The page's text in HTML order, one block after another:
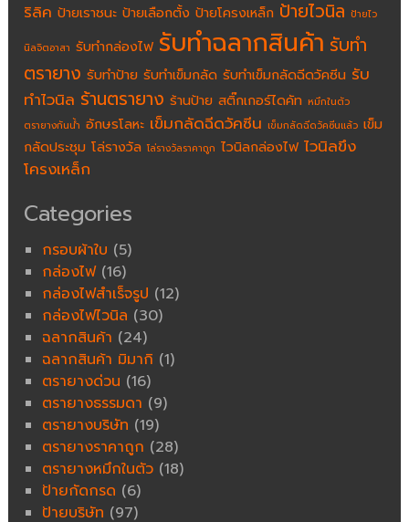
ริลิค ป้ายเราชนะ ป้ายเลือกตั้ง ป้ายโครงเหล็ก ป้ายไวนิล ป้ายไว
นิลจิตอาสา รับทำกล่องไฟ รับทำฉลากสินค้า รับทำ
ตรายาง รับทำป้าย รับทำเข็มกลัด รับทำเข็มกลัดฉีดวัคซีน รับ
ทำไวนิล ร้านตรายาง ร้านป้าย สติ๊กเกอร์ไดคัท หมึกในตัว
ตรายางกันน้ำ อักษรโลหะ เข็มกลัดฉีดวัคซีน เข็มกลัดฉีดวัคซีนแล้ว เข็ม
กลัดประชุม โล่รางวัล โล่รางวัลราคาถูก ไวนิลกล่องไฟ ไวนิลขึง
โครงเหล็ก
Categories
กรอบผ้าใบ (5)
กล่องไฟ(16)
กล่องไฟสำเร็จรูป (12)
กล่องไฟไวนิล (30)
ฉลากสินค้า (24)
ฉลากสินค้า มิมากิ (1)
ตรายางด่วน (16)
ตรายางธรรมดา (9)
ตรายางบริษัท (19)
ตรายางราคาถูก (28)
ตรายางหมึกในตัว (18)
ป้ายกัดกรด (6)
ป้ายบริษัท (97)